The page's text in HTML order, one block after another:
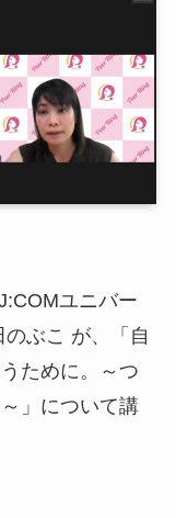
ユニバー
ぶこ が、「自
ために。～つ
」について講